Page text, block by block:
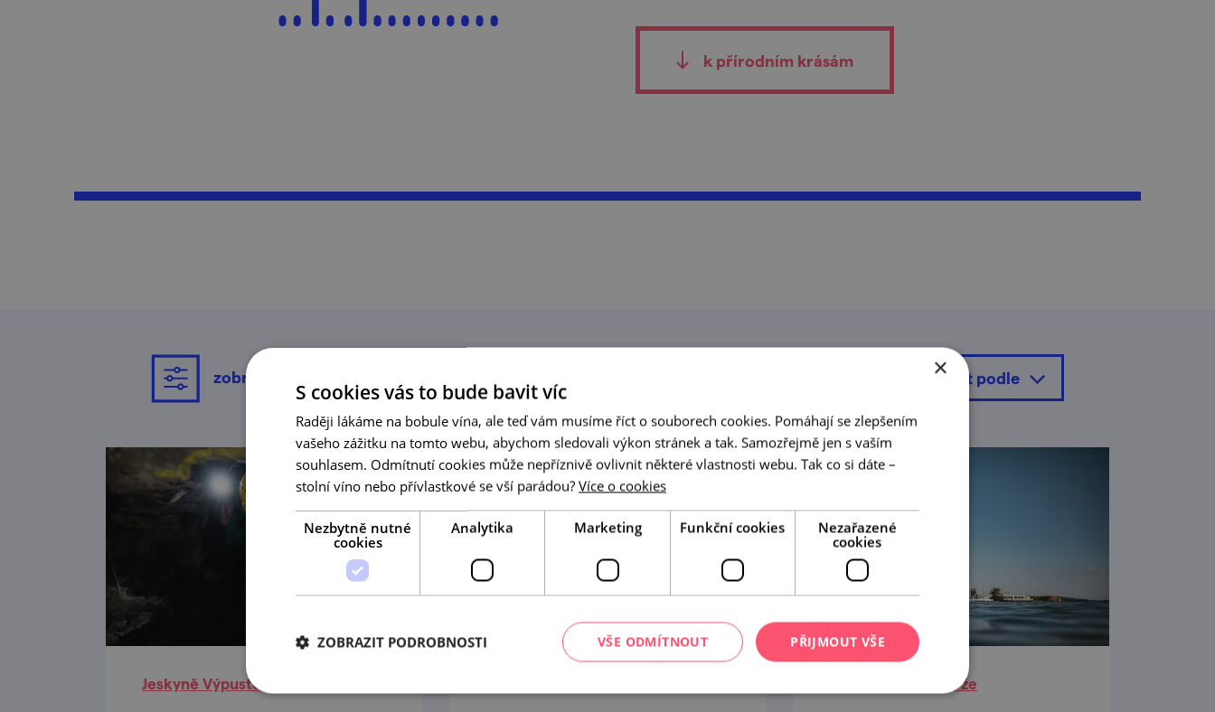
k přírodním krásám
zobrazit filtrování seřadit podle
Jeskyně Výpustek Novomlýnské nádrže
×
S cookies vás to bude bavit víc
Raději lákáme na bobule vína, ale teď vám musíme říct o souborech cookies. Pomáhají se zlepšením
vašeho zážitku na tomto webu, abychom sledovali výkon stránek a tak. Samozřejmě jen s vaším
souhlasem. Odmítnutí cookies může nepříznivě ovlivnit některé vlastnosti webu. Tak co si dáte –
stolní víno nebo přívlastkové se vší parádou? Více o cookies
Nezbytně nutné
cookies
Analytika Marketing Funkční cookies
Nezařazené
cookies
PŘIJMOUT VŠE
VŠE ODMÍTNOUT
ZOBRAZIT PODROBNOSTI